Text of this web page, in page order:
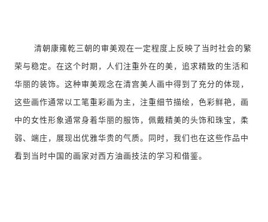
清朝康雍乾三朝的审美观在一定程度上反映了当时社会的繁
荣与稳定。在这个时期，人们注重外在的美，追求精致的生活和
华丽的装饰。这种审美观念在清宫美人画中得到了充分的体现，
这些画作通常以工笔重彩画为主，注重细节描绘，色彩鲜艳，画
中的女性形象通常身着华丽的服饰，佩戴精美的头饰和珠宝，柔
弱、端庄，展现出优雅华贵的气质。同时，我们也在这些作品中
看到当时中国的画家对西方油画技法的学习和借鉴。